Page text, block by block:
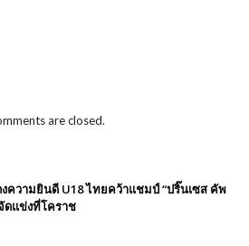
are closed.
ความยินดี U18 ไทยคว้าแชมป์ “ปริ๊นเซส คัพ
ดแข่งที่โคราช